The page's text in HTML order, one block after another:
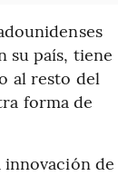
su país, tiene
al resto del
forma de
innovación de